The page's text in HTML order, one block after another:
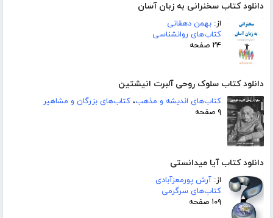
دانلود کتاب سخنرانی به زبان آسان
از: بهمن دهقانی
کتاب‌های روانشناسی
۲۴ صفحه
دانلود کتاب سلوک روحی آلبرت انیشتین
کتاب‌های اندیشه و مذهب، کتاب‌های بزرگان و مشاهیر
۹ صفحه
دانلود کتاب آیا میدانستی
از: آرش پورمعزآبادی
کتاب‌های سرگرمی
۱۰۹ صفحه